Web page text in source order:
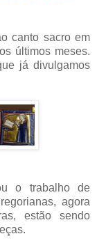
canto sacro em
últimos meses.
já divulgamos
o trabalho de
agora
estão sendo